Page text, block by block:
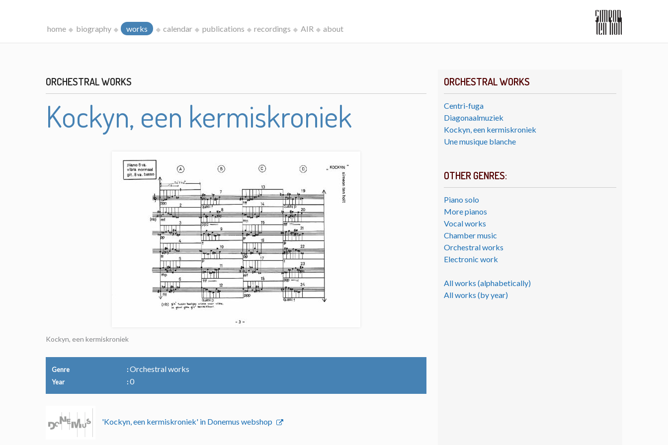
home biography works calendar publications recordings AIR about
ORCHESTRAL WORKS
Centri-fuga
Diagonaalmuziek
Kockyn, een kermiskroniek
Une musique blanche
OTHER GENRES:
Piano solo
More pianos
Vocal works
Chamber music
Orchestral works
Electronic work
All works (alphabetically)
All works (by year)
ORCHESTRAL WORKS
Kockyn, een kermiskroniek
Kockyn, een kermiskroniek
Genre Orchestral works
Year 0
'Kockyn, een kermiskroniek' in Donemus webshop